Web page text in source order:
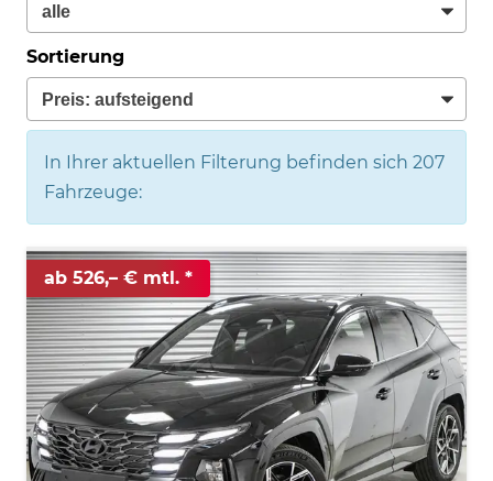
Sortierung
In Ihrer aktuellen Filterung befinden sich 207
Fahrzeuge:
ab 526,– € mtl.